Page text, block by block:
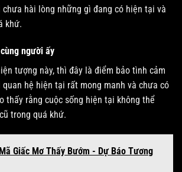
hài lòng những gì đang có hiện tại và
khứ.
người ấy
tượng này, thì đây là điểm bảo tình cảm
hệ hiện tại rất mong manh và chưa có
thấy rằng cuộc sống hiện tại không thể
trong quá khứ.
Giấc Mơ Thấy Bướm - Dự Báo Tương